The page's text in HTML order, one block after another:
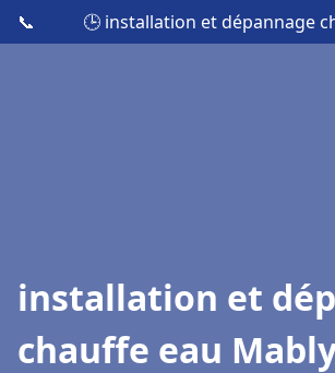
📞 🕒 installation et dépannage
installation et
chauffe eau